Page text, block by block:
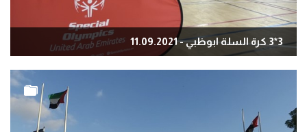
3*3 كرة السلة ابوظبي - 11.09.2021